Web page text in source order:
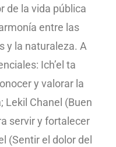
de la vida pública
entre las
y la naturaleza. A
Ich’el ta
y valorar la
Lekil Chanel (Buen
servir y fortalecer
(Sentir el dolor del